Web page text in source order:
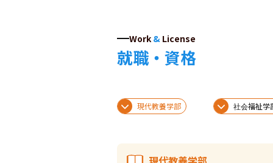
Work & License
就職・資格
現代教養学部 社会福祉学